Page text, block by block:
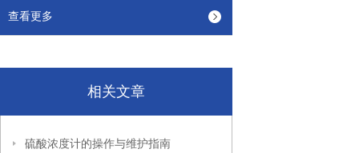
查看更多
相关文章
硫酸浓度计的操作与维护指南